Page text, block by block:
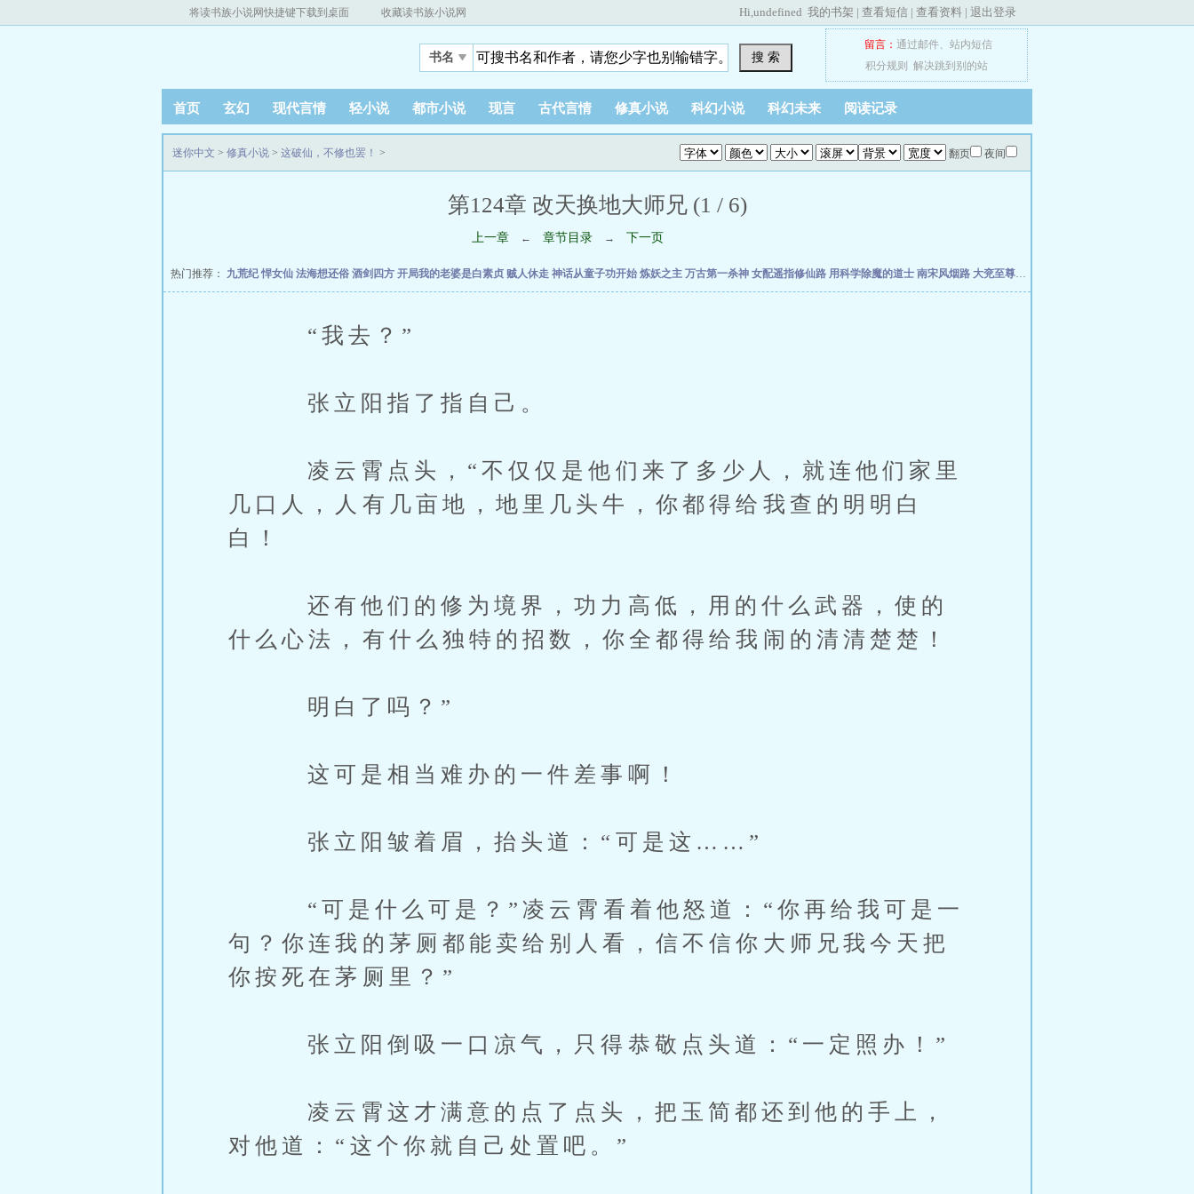
将读书族小说网快捷键下载到桌面 收藏读书族小说网 Hi,undefined 我的书架 | 查看短信 | 查看资料 | 退出登录
书名 搜 索
留言： 通过邮件、 站内短信
积分规则
解决跳到别的站
首页 玄幻 现代言情 轻小说 都市小说 现言 古代言情 修真小说 科幻小说 科幻未来 阅读记录
翻页 夜间
迷你中文 > 修真小说 > 这破仙，不修也罢！ >
第124章 改天换地大师兄 (1 / 6)
上一章 ← 章节目录 → 下一页
热门推荐： 九荒纪悍女仙 法海想还俗 酒剑四方 开局我的老婆是白素贞 贼人休走 神话从童子功开始 炼妖之主 万古第一杀神 女配遥指修仙路 用科学除魔的道士 南宋风烟路 大兖至尊路
“我去？”
张立阳指了指自己。
凌云霄点头，“不仅仅是他们来了多少人，就连他们家里
几口人，人有几亩地，地里几头牛，你都得给我查的明明白
白！
还有他们的修为境界，功力高低，用的什么武器，使的
什么心法，有什么独特的招数，你全都得给我闹的清清楚楚！
明白了吗？”
这可是相当难办的一件差事啊！
张立阳皱着眉，抬头道：“可是这……”
“可是什么可是？”凌云霄看着他怒道：“你再给我可是一
句？你连我的茅厕都能卖给别人看，信不信你大师兄我今天把
你按死在茅厕里？”
张立阳倒吸一口凉气，只得恭敬点头道：“一定照办！”
凌云霄这才满意的点了点头，把玉简都还到他的手上，
对他道：“这个你就自己处置吧。”